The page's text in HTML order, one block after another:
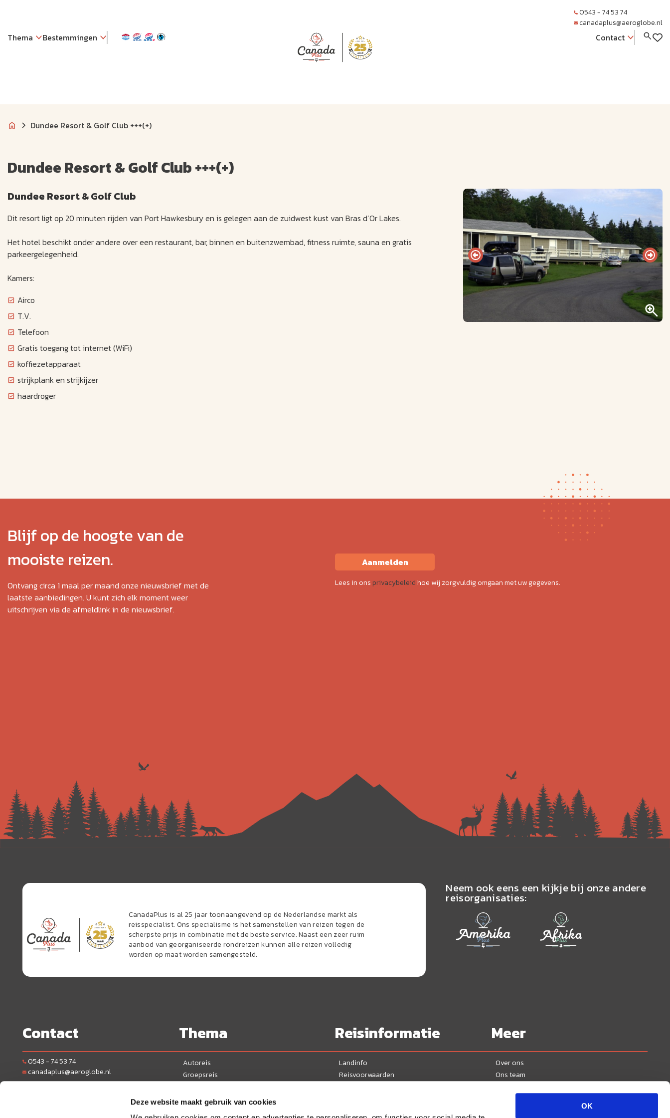
Deze website maakt gebruik van cookies
OK
Thema Bestemmingen
JUBI LEUM
0543 - 74 53 74
canadaplus@aeroglobe.nl
Contact
Dundee Resort & Golf Club +++(+)
Dundee Resort & Golf Club +++(+)
Dundee Resort & Golf Club
Dit resort ligt op 20 minuten rijden van Port Hawkesbury en is gelegen aan de zuidwest kust van Bras d’Or Lakes.
Het hotel beschikt onder andere over een restaurant, bar, binnen en buitenzwembad, fitness ruimte, sauna en gratis
parkeergelegenheid.
Kamers:
Airco
T.V.
Telefoon
Gratis toegang tot internet (WiFi)
koffiezetapparaat
strijkplank en strijkijzer
haardroger
Blijf op de hoogte van de
mooiste reizen.
Ontvang circa 1 maal per maand onze nieuwsbrief met de
laatste aanbiedingen. U kunt zich elk moment weer
uitschrijven via de afmeldlink in de nieuwsbrief.
Aanmelden
Lees in onsprivacybeleidhoe wij zorgvuldig omgaan met uw gegevens.
CanadaPlus is al 25 jaar toonaangevend op de Nederlandse markt als
reisspecialist. Ons specialisme is het samenstellen van reizen tegen de
scherpste prijs in combinatie met de beste service. Naast een zeer ruim
aanbod van georganiseerde rondreizen kunnen alle reizen volledig
worden op maat worden samengesteld.
Neem ook eens een kijkje bij onze andere
reisorganisaties:
Contact
0543 - 74 53 74
canadaplus@aeroglobe.nl
Maandag t/m vrijdag: 10:00 - 17:00 uur. Zaterdag,
Thema
Autoreis
Groepsreis
Actieve reis
Reisinformatie
Landinfo
Reisvoorwaarden
Meer
Over ons
Ons team